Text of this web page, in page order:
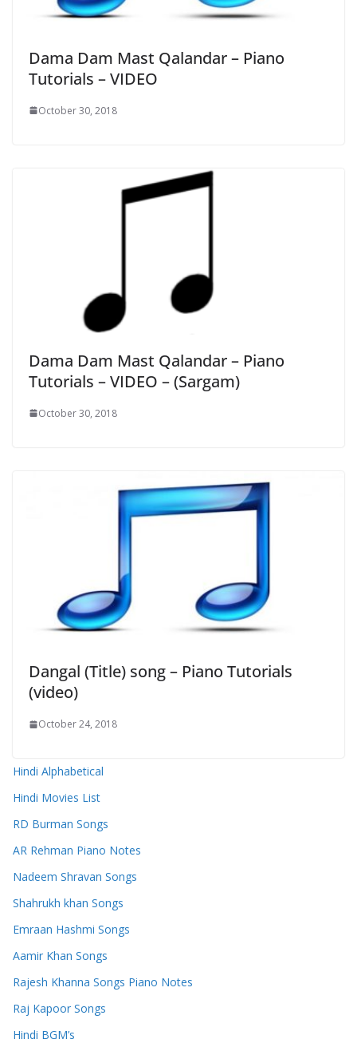
Dama Dam Mast Qalandar – Piano
Tutorials – VIDEO
October 30, 2018
Dama Dam Mast Qalandar – Piano
Tutorials – VIDEO – (Sargam)
October 30, 2018
Dangal (Title) song – Piano Tutorials
(video)
October 24, 2018
Hindi Alphabetical
Hindi Movies List
RD Burman Songs
AR Rehman Piano Notes
Nadeem Shravan Songs
Shahrukh khan Songs
Emraan Hashmi Songs
Aamir Khan Songs
Rajesh Khanna Songs Piano Notes
Raj Kapoor Songs
Hindi BGM’s